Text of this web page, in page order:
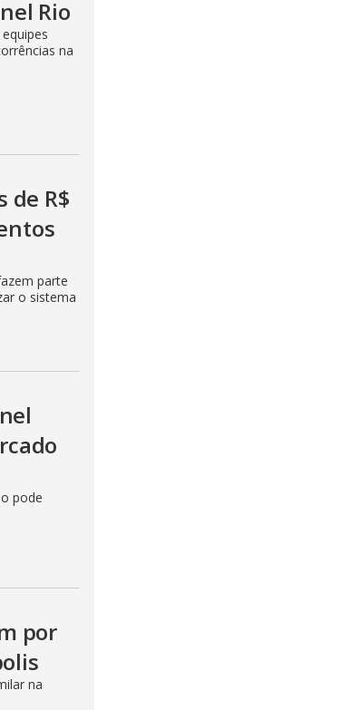
Rio
na
de R$
parte
o sistema
pode
por
na